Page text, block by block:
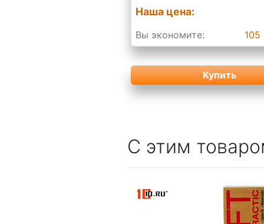
Наша цена:
Вы экономите: 105
Купить
С этим